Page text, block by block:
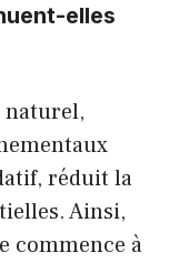
elles
naturel,
réduit la
Ainsi,
commence à